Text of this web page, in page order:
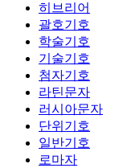
히브리어
괄호기호
학술기호
기술기호
첨자기호
라틴문자
러시아문자
단위기호
일반기호
로마자